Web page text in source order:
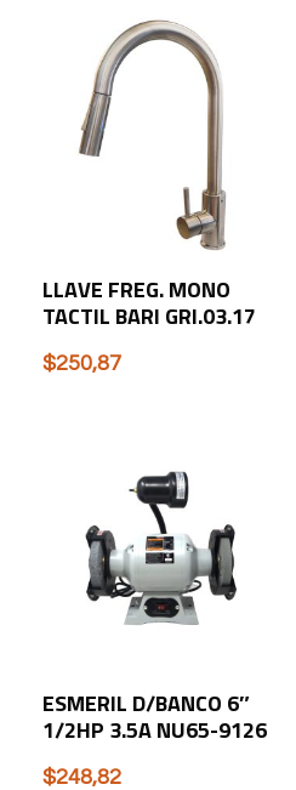
LLAVE FREG. MONO
TACTIL BARI GRI.03.17
$250,87
ESMERIL D/BANCO 6″
1/2HP 3.5A NU65-9126
$248,82